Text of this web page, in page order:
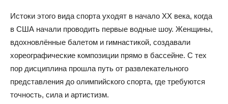
Истоки этого вида спорта уходят в начало XX века, когда
в США начали проводить первые водные шоу. Женщины,
вдохновлённые балетом и гимнастикой, создавали
хореографические композиции прямо в бассейне. С тех
пор дисциплина прошла путь от развлекательного
представления до олимпийского спорта, где требуются
точность, сила и артистизм.